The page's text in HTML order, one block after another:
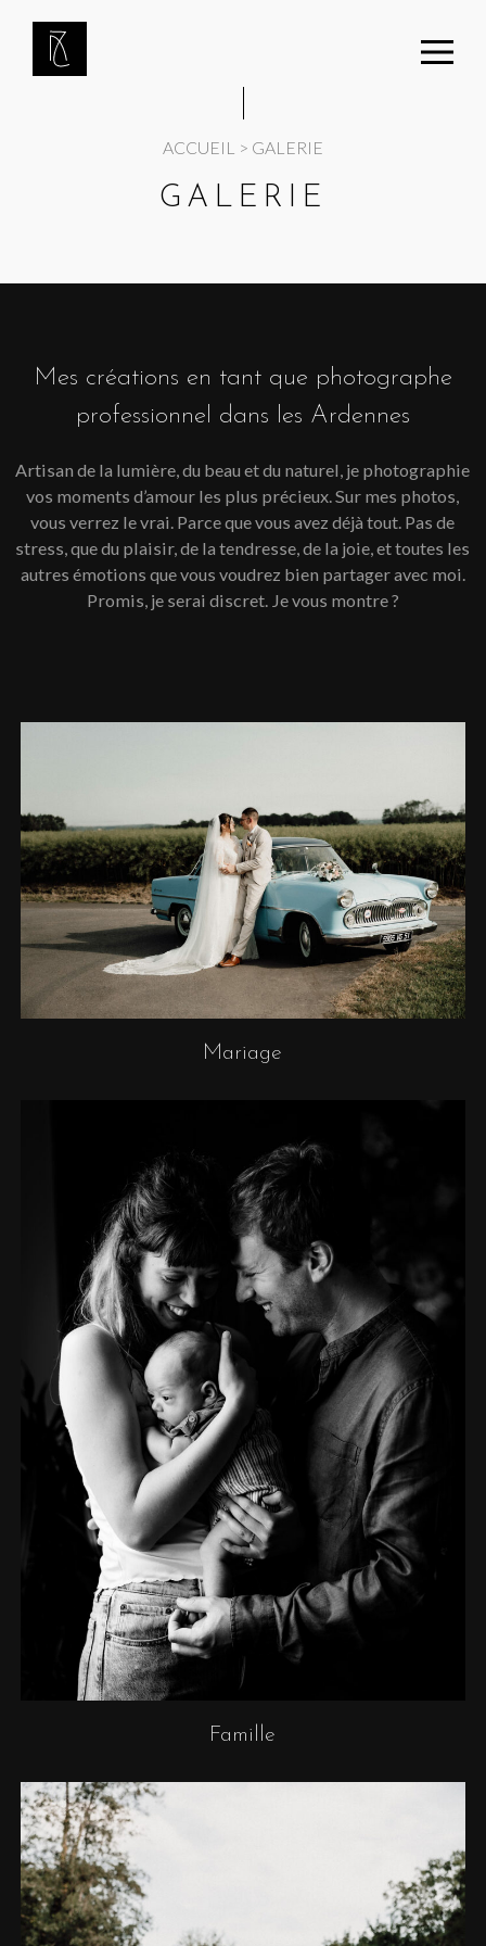
ACCUEIL > GALERIE
GALERIE
Mes créations en tant que photographe
professionnel dans les Ardennes
Artisan de la lumière, du beau et du naturel, je photographie
vos moments d’amour les plus précieux. Sur mes photos,
vous verrez le vrai. Parce que vous avez déjà tout. Pas de
stress, que du plaisir, de la tendresse, de la joie, et toutes les
autres émotions que vous voudrez bien partager avec moi.
Promis, je serai discret. Je vous montre ?
Mariage
Famille